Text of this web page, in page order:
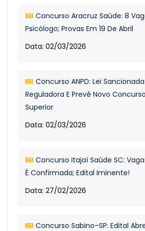
Concurso Aracruz Saúde: 8
Psicólogo; Provas Em 19 De Abril
Data: 02/03/2026
Concurso ANPD: Lei
Reguladora E Prevê Novo
Superior
Data: 02/03/2026
Concurso Itajaí Saúde SC:
É Confirmada; Edital Iminente!
Data: 27/02/2026
Concurso Sabino–SP: Edital